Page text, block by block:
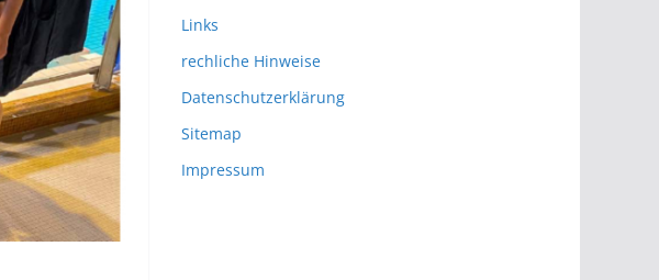
Links
rechliche Hinweise
Datenschutzerklärung
Sitemap
Impressum